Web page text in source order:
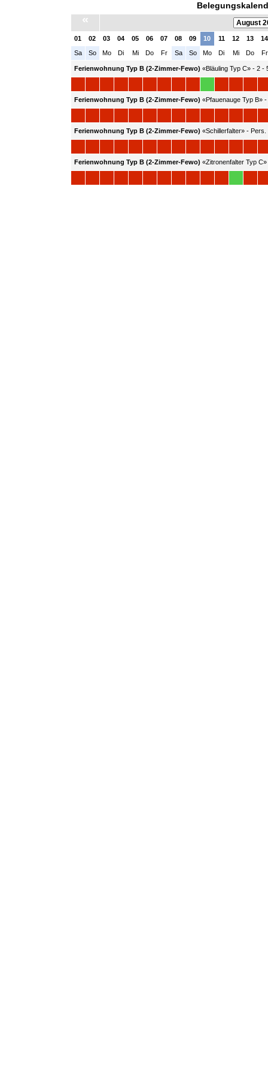
«
01 02 03 04 05 06 07 08 09 10 11 12 13
14
Sa
So Mo Di Mi Do Fr Sa So Mo Di Mi Do Fr
Ferienwohnung Typ B (2-Zimmer-Fewo) «Bläuling Typ C» - 2 -
Ferienwohnung Typ B (2-Zimmer-Fewo) «Pfauenauge Typ B»
Ferienwohnung Typ B (2-Zimmer-Fewo) «Schillerfalter» - Pers.
Ferienwohnung Typ B (2-Zimmer-Fewo) «Zitronenfalter Typ